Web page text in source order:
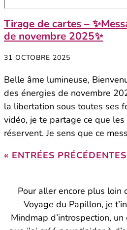
Tirage de cartes –
de novembre 2025✨
31 OCTOBRE 2025
Belle âme lumineuse,
des énergies de novembre
la libertation sous toutes ses
vidéo, je te partage ce que
réservent. Je sens que ce
« ENTRÉES PRÉCÉDENTES
Pour aller encore plus loin
Voyage du Papillon, je
Mindmap d’introspection,